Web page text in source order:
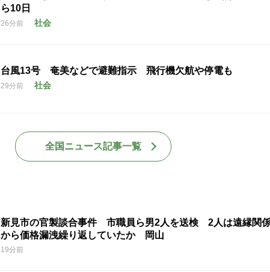
ら10日
26分前 社会
台風13号 奄美などで避難指示 飛行機欠航や停電も
29分前 社会
全国ニュース記事一覧
新見市の官製談合事件 市職員ら男2人を送検 2人は遠縁関
から価格漏洩繰り返していたか 岡山
19分前